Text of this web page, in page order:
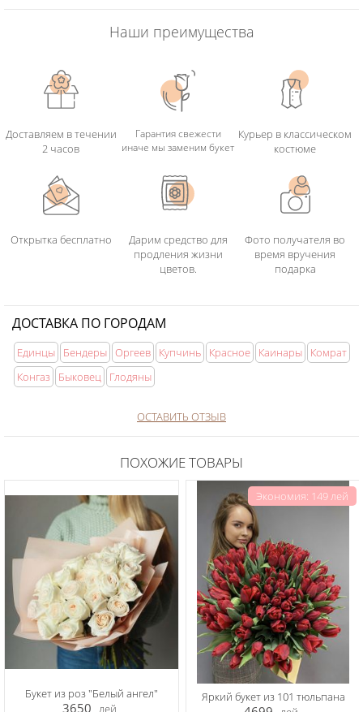
Наши преимущества
Доставляем в течении
2 часов
Гарантия свежести
иначе мы заменим букет
Курьер в классическом
костюме
Открытка бесплатно
Дарим средство для
продления жизни
цветов.
Фото получателя во
время вручения
подарка
ДОСТАВКА ПО ГОРОДАМ
Единцы Бендеры Оргеев Купчинь Красное Каинары
Комрат
Конгаз
Быковец Глодяны
ОСТАВИТЬ ОТЗЫВ
ПОХОЖИЕ ТОВАРЫ
Букет из роз "Белый ангел"
3650 лей
Экономия: 149 лей
Яркий букет из 101 тюльпана